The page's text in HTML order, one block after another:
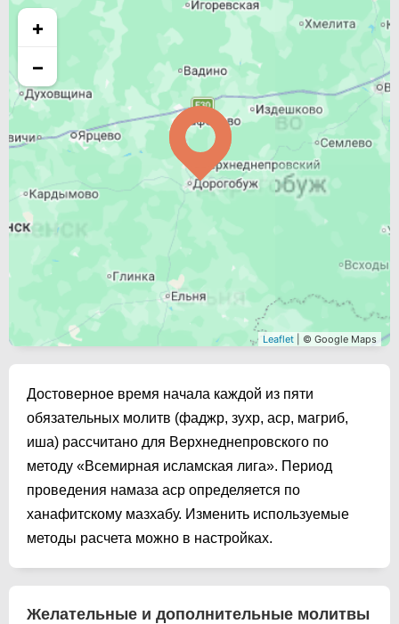
+
−
Leaflet | © Google Maps
Достоверное время начала каждой из пяти
обязательных молитв (фаджр, зухр, аср, магриб,
иша) рассчитано для Верхнеднепровского по
методу «Всемирная исламская лига». Период
проведения намаза аср определяется по
ханафитскому мазхабу. Изменить используемые
методы расчета можно в настройках.
Желательные и дополнительные молитвы